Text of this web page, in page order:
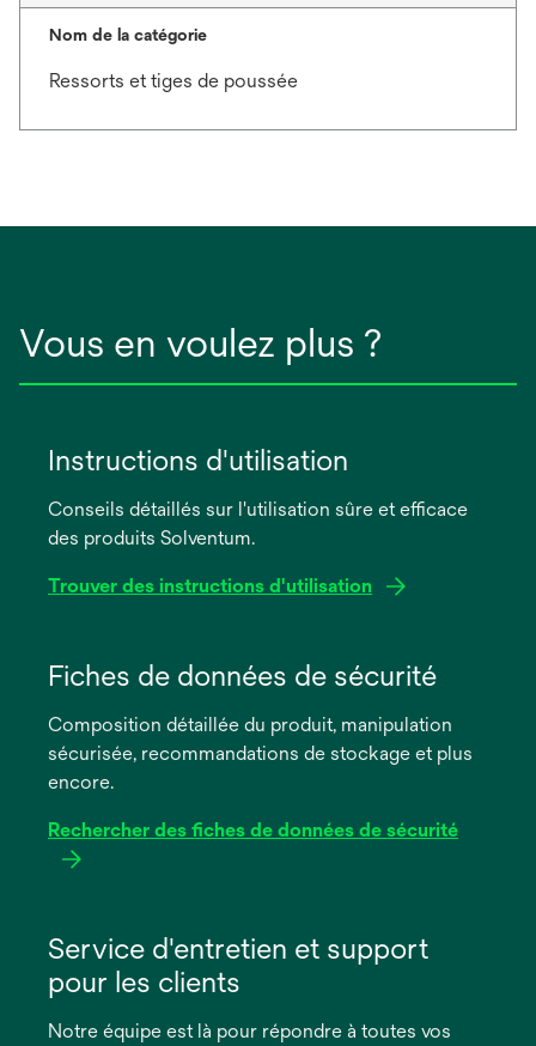
Nom de la catégorie
Ressorts et tiges de poussée
Vous en voulez plus ?
Instructions d'utilisation
Conseils détaillés sur l'utilisation sûre et efficace
des produits Solventum.
Trouver des instructions d'utilisation
dans
nouvel
onglet
Fiches de données de sécurité
Composition détaillée du produit, manipulation
sécurisée, recommandations de stockage et plus
encore.
Rechercher des fiches de données de sécurité
dans
nouvel
onglet
Service d'entretien et support
pour les clients
Notre équipe est là pour répondre à toutes vos